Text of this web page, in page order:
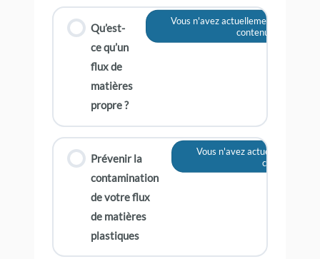
Qu’est-
ce qu’un
flux de
matières
propre ?
Vous n'avez actuellement pas accès
contenu
Prévenir la
contamination
de votre flux
de matières
plastiques
Vous n'avez actuellement pas
contenu